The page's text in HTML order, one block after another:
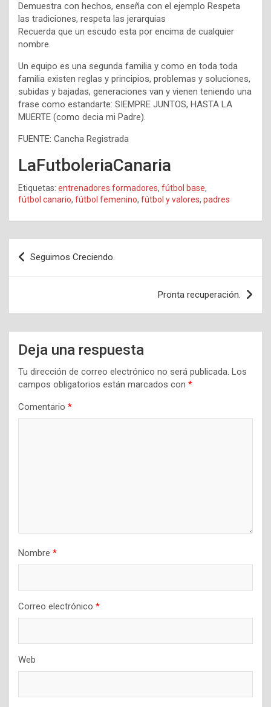
Demuestra con hechos, enseña con el ejemplo Respeta
las tradiciones, respeta las jerarquias
Recuerda que un escudo esta por encima de cualquier
nombre.
Un equipo es una segunda familia y como en toda toda
familia existen reglas y principios, problemas y soluciones,
subidas y bajadas, generaciones van y vienen teniendo una
frase como estandarte: SIEMPRE JUNTOS, HASTA LA
MUERTE (como decia mi Padre).
FUENTE: Cancha Registrada
LaFutboleriaCanaria
Etiquetas: entrenadores formadores, fútbol base,
fútbol canario, fútbol femenino, fútbol y valores, padres
Navegación
de
Seguimos Creciendo.
Pronta recuperación.
Deja una respuesta
Tu dirección de correo electrónico no será publicada. Los
campos obligatorios están marcados con *
Comentario *
Nombre *
Correo electrónico *
Web